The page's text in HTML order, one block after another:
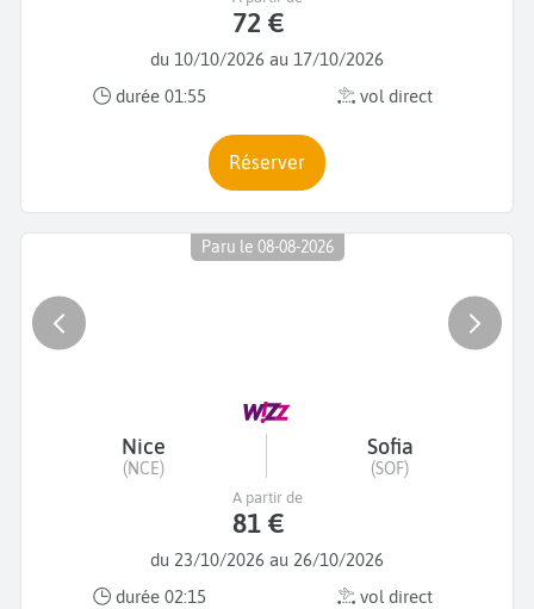
du 10/10/2026 au 17/10/2026
durée 01:55
vol direct
72 €
Réserver
Paru le 08-08-2026
Nice
(NCE)
Sofia
(SOF)
du 23/10/2026 au 26/10/2026
durée 02:15
vol direct
A partir de
81 €